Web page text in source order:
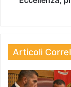
Articoli